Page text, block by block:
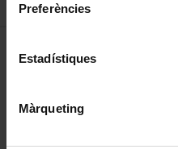
Preferències
Estadístiques
Màrqueting